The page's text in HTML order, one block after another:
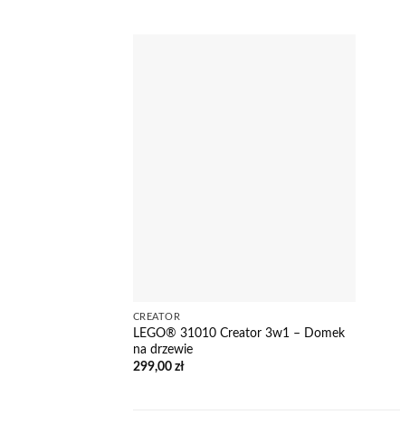
CREATOR
LEGO® 31010 Creator 3w1 – Domek
na drzewie
299,00 zł